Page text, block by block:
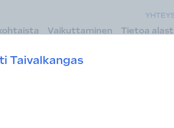
Vaikuttaminen Tietoa
Taivalkangas